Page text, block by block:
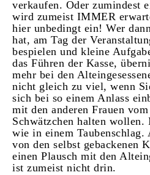
verkaufen. Oder zumindest
wird zumeist IMMER
hier unbedingt ein! Wer
hat, am Tag der
bespielen und kleine
das Führen der Kasse,
mehr bei den
nicht gleich zu viel, wenn
sich bei so einem Anlass
mit den anderen Frauen
Schwätzchen halten wollen.
wie in einem
von den selbst gebackenen
einen Plausch mit den
ist zumeist nicht drin.